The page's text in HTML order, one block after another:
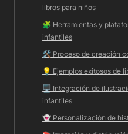
libros para niños
🧩 Herramientas y
infantiles
🛠️ Proceso de creación
💡 Ejemplos exitosos de
🖥️ Integración de
infantiles
👻 Personalización de